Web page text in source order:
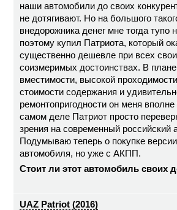
наши автомобили до своих
не дотягивают. Но на большого
внедорожника денег мне тогда тупо
поэтому купил Патриота, который
существенно дешевле при всех
соизмеримых достоинствах. В
вместимости, высокой
стоимости содержания и
ремонтопригодности он меня
самом деле Патриот просто
зрения на современный российский
Подумываю теперь о покупке
автомобиля, но уже с АКПП.
Стоит ли этот автомобиль своих
UAZ Patriot (2016)